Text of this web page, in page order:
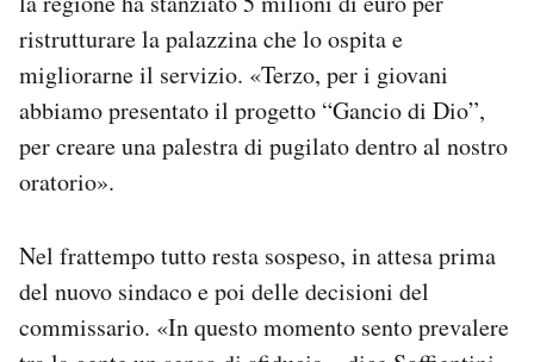
ristrutturare la palazzina che lo ospita e
migliorarne il servizio. «Terzo, per i giovani
abbiamo presentato il progetto “Gancio di Dio”,
per creare una palestra di pugilato dentro al nostro
oratorio».
Nel frattempo tutto resta sospeso, in attesa prima
del nuovo sindaco e poi delle decisioni del
commissario. «In questo momento sento prevalere